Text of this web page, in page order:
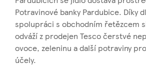
Potravinové banky Pardubice. Díky
spolupráci s obchodním řetězcem
odváží z prodejen Tesco čerstvé
ovoce, zeleninu a další potraviny
účely.